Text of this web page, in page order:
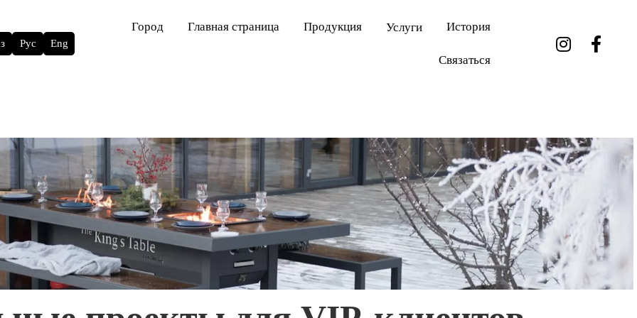
Рус Eng
Город Главная страница Продукция Услуги История
Связаться